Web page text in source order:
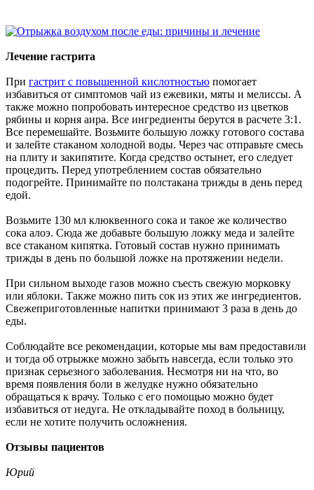
Лечение гастрита
При гастрит с повышенной кислотностью помогает
избавиться от симптомов чай из ежевики, мяты и мелиссы. А
также можно попробовать интересное средство из цветков
рябины и корня аира. Все ингредиенты берутся в расчете 3:1.
Все перемешайте. Возьмите большую ложку готового состава
и залейте стаканом холодной воды. Через час отправьте смесь
на плиту и закипятите. Когда средство остынет, его следует
процедить. Перед употреблением состав обязательно
подогрейте. Принимайте по полстакана трижды в день перед
едой.
Возьмите 130 мл клюквенного сока и такое же количество
сока алоэ. Сюда же добавьте большую ложку меда и залейте
все стаканом кипятка. Готовый состав нужно принимать
трижды в день по большой ложке на протяжении недели.
При сильном выходе газов можно съесть свежую морковку
или яблоки. Также можно пить сок из этих же ингредиентов.
Свежеприготовленные напитки принимают 3 раза в день до
еды.
Соблюдайте все рекомендации, которые мы вам предоставили
и тогда об отрыжке можно забыть навсегда, если только это
признак серьезного заболевания. Несмотря ни на что, во
время появления боли в желудке нужно обязательно
обращаться к врачу. Только с его помощью можно будет
избавиться от недуга. Не откладывайте поход в больницу,
если не хотите получить осложнения.
Отзывы пациентов
Юрий